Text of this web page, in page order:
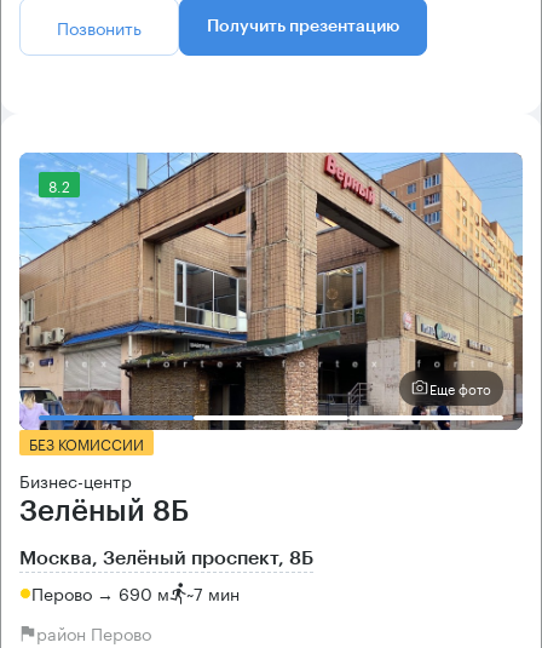
Позвонить Получить презентацию
8.2
Еще фото
БЕЗ КОМИССИИ
Бизнес-центр
Зелёный 8Б
Москва, Зелёный проспект, 8Б
Перово → 690 м ~7 мин
район Перово